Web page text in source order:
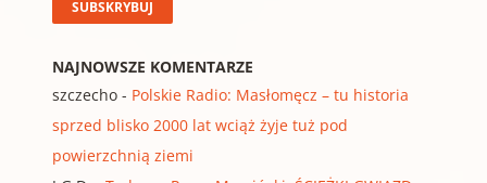
NAJNOWSZE KOMENTARZE
szczecho- Polskie Radio: Masłomęcz – tu historia
sprzed blisko 2000 lat wciąż żyje tuż pod
powierzchnią ziemi